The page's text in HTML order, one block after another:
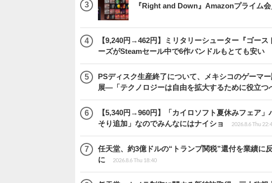
『Right and Down』Amazonプライム会
【9,240円→462円】ミリタリーシューター『ゴー
ーズがSteamセール中で6作バンドルもとても安い
PSディスク生産終了について、メキシコのゲーマ
展―「テクノロジーは自由を拡大するために役立つ
【5,340円→960円】「カイロソフト夏休みフェア
そり追加」なのでみんなにはナイショ
2026.8.6 Thu
任天堂、約3億ドルの“トランプ関税”還付を業績
に
2026.8.6 Thu 18:40